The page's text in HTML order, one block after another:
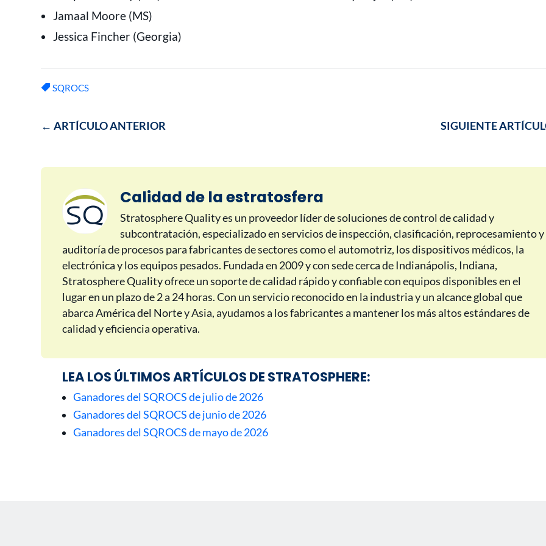
Jamaal Moore (MS)
Jessica Fincher (Georgia)
SQROCS
←ARTÍCULO ANTERIOR SIGUIENTE
Calidad de la estratosfera
Stratosphere Quality es un proveedor líder de soluciones de control de calidad y
subcontratación, especializado en servicios de inspección, clasificación, reprocesamiento y
auditoría de procesos para fabricantes de sectores como el automotriz, los dispositivos médicos, la
electrónica y los equipos pesados. Fundada en 2009 y con sede cerca de Indianápolis, Indiana,
Stratosphere Quality ofrece un soporte de calidad rápido y confiable con equipos disponibles en el
lugar en un plazo de 2 a 24 horas. Con un servicio reconocido en la industria y un alcance global que
abarca América del Norte y Asia, ayudamos a los fabricantes a mantener los más altos estándares de
calidad y eficiencia operativa.
LEA LOS ÚLTIMOS ARTÍCULOS DE STRATOSPHERE:
Ganadores del SQROCS de julio de 2026
Ganadores del SQROCS de junio de 2026
Ganadores del SQROCS de mayo de 2026